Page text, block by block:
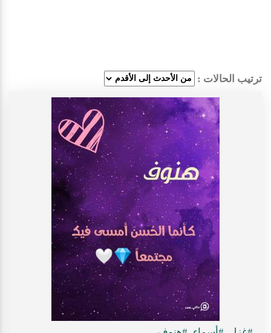
ترتيب الحالات :